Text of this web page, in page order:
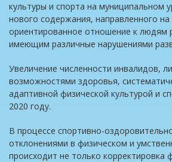
культуры и спорта на муниципальном
нового содержания, направленного на
ориентированное отношение к людям
имеющим различные нарушениями
Увеличение численности инвалидов,
возможностями здоровья,
адаптивной физической культурой и
2020 году.
В процессе спортивно-
отклонениями в физическом и
происходит не только корректировка